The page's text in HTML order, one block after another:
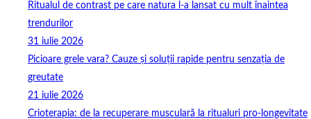
Ritualul de contrast pe care natura l-a lansat cu mult înaintea
trendurilor
31 iulie 2026
Picioare grele vara? Cauze și soluții rapide pentru senzația de
greutate
21 iulie 2026
Crioterapia: de la recuperare musculară la ritualuri pro‑longevitate